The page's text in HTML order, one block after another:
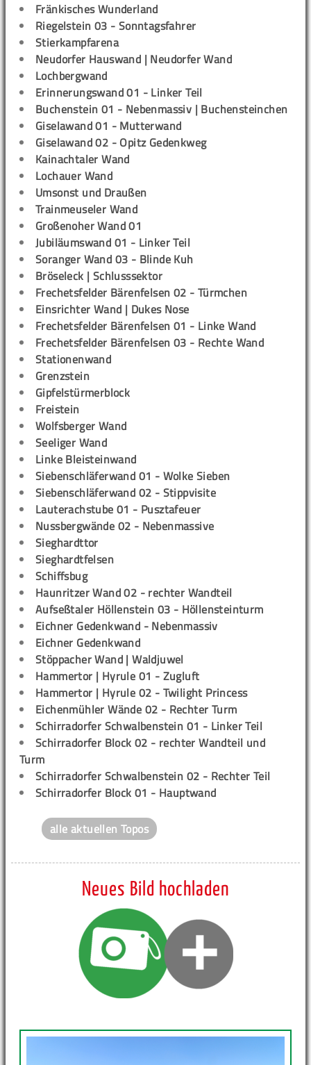
Fränkisches Wunderland
Riegelstein 03 - Sonntagsfahrer
Stierkampfarena
Neudorfer Hauswand | Neudorfer Wand
Lochbergwand
Erinnerungswand 01 - Linker Teil
Buchenstein 01 - Nebenmassiv | Buchensteinchen
Giselawand 01 - Mutterwand
Giselawand 02 - Opitz Gedenkweg
Kainachtaler Wand
Lochauer Wand
Umsonst und Draußen
Trainmeuseler Wand
Großenoher Wand 01
Jubiläumswand 01 - Linker Teil
Soranger Wand 03 - Blinde Kuh
Bröseleck | Schlusssektor
Frechetsfelder Bärenfelsen 02 - Türmchen
Einsrichter Wand | Dukes Nose
Frechetsfelder Bärenfelsen 01 - Linke Wand
Frechetsfelder Bärenfelsen 03 - Rechte Wand
Stationenwand
Grenzstein
Gipfelstürmerblock
Freistein
Wolfsberger Wand
Seeliger Wand
Linke Bleisteinwand
Siebenschläferwand 01 - Wolke Sieben
Siebenschläferwand 02 - Stippvisite
Lauterachstube 01 - Pusztafeuer
Nussbergwände 02 - Nebenmassive
Sieghardttor
Sieghardtfelsen
Schiffsbug
Haunritzer Wand 02 - rechter Wandteil
Aufseßtaler Höllenstein 03 - Höllensteinturm
Eichner Gedenkwand - Nebenmassiv
Eichner Gedenkwand
Stöppacher Wand | Waldjuwel
Hammertor | Hyrule 01 - Zugluft
Hammertor | Hyrule 02 - Twilight Princess
Eichenmühler Wände 02 - Rechter Turm
Schirradorfer Schwalbenstein 01 - Linker Teil
Schirradorfer Block 02 - rechter Wandteil und
Turm
Schirradorfer Schwalbenstein 02 - Rechter Teil
Schirradorfer Block 01 - Hauptwand
alle aktuellen Topos
Neues Bild hochladen